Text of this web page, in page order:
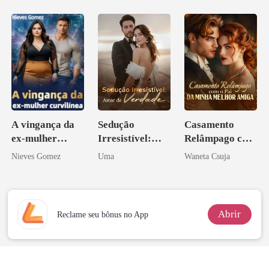
CONTRATO
DE SANGUE
A vingança da
ex-mulher
curvilínea
Nieves Gomez
Sedução
Irresistível:
Amar de
Uma
Casamento
Relâmpago com
o Pai da Minha
Waneta Csuja
Reclame seu bônus no App Abrir